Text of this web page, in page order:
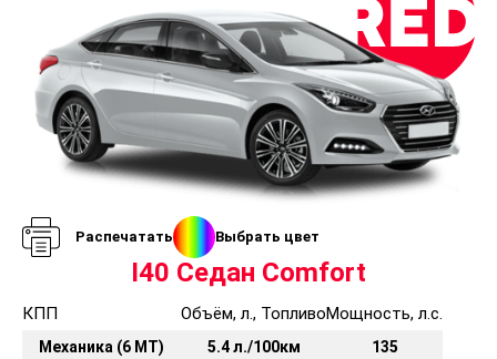
Распечатать Выбрать цвет
I40 Седан Comfort
КПП
Механика (6 MT)
Объём, л., Топливо
5.4 л./100км
Мощность, л.с.
135